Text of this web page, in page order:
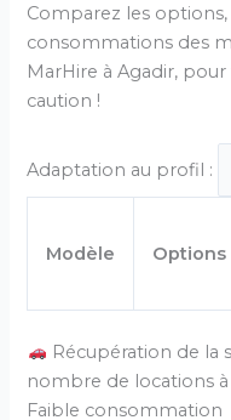
Comparez les
consommations des
MarHire à Agadir,
caution !
Adaptation au profil :
Modèle Options
Récupération de la
nombre de locations à
Faible consommation